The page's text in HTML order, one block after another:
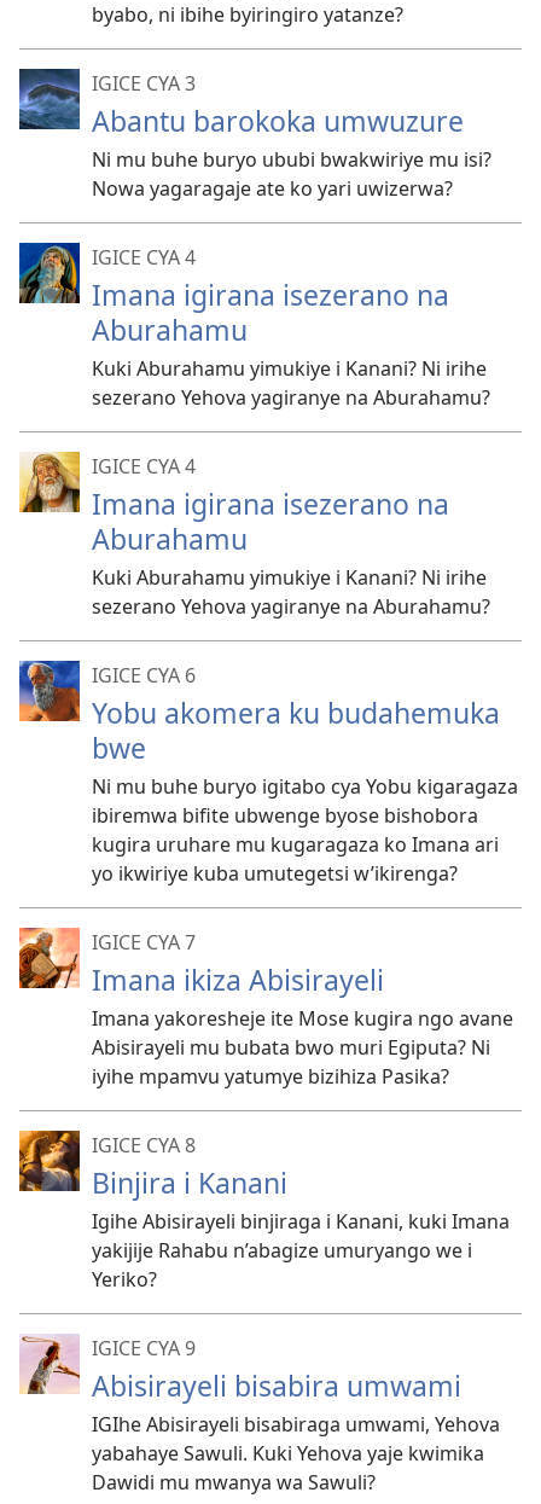
byabo, ni ibihe byiringiro yatanze?
IGICE CYA 3
Abantu barokoka umwuzure
Ni mu buhe buryo ububi bwakwiriye mu isi?
Nowa yagaragaje ate ko yari uwizerwa?
IGICE CYA 4
Imana igirana isezerano na
Aburahamu
Kuki Aburahamu yimukiye i Kanani? Ni irihe
sezerano Yehova yagiranye na Aburahamu?
IGICE CYA 4
Imana igirana isezerano na
Aburahamu
Kuki Aburahamu yimukiye i Kanani? Ni irihe
sezerano Yehova yagiranye na Aburahamu?
IGICE CYA 6
Yobu akomera ku budahemuka
bwe
Ni mu buhe buryo igitabo cya Yobu kigaragaza
ibiremwa bifite ubwenge byose bishobora
kugira uruhare mu kugaragaza ko Imana ari
yo ikwiriye kuba umutegetsi w’ikirenga?
IGICE CYA 7
Imana ikiza Abisirayeli
Imana yakoresheje ite Mose kugira ngo avane
Abisirayeli mu bubata bwo muri Egiputa? Ni
iyihe mpamvu yatumye bizihiza Pasika?
IGICE CYA 8
Binjira i Kanani
Igihe Abisirayeli binjiraga i Kanani, kuki Imana
yakijije Rahabu n’abagize umuryango we i
Yeriko?
IGICE CYA 9
Abisirayeli bisabira umwami
IGIhe Abisirayeli bisabiraga umwami, Yehova
yabahaye Sawuli. Kuki Yehova yaje kwimika
Dawidi mu mwanya wa Sawuli?